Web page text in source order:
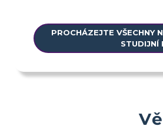
PROCHÁZEJTE VŠECHNY
STUDIJNÍ